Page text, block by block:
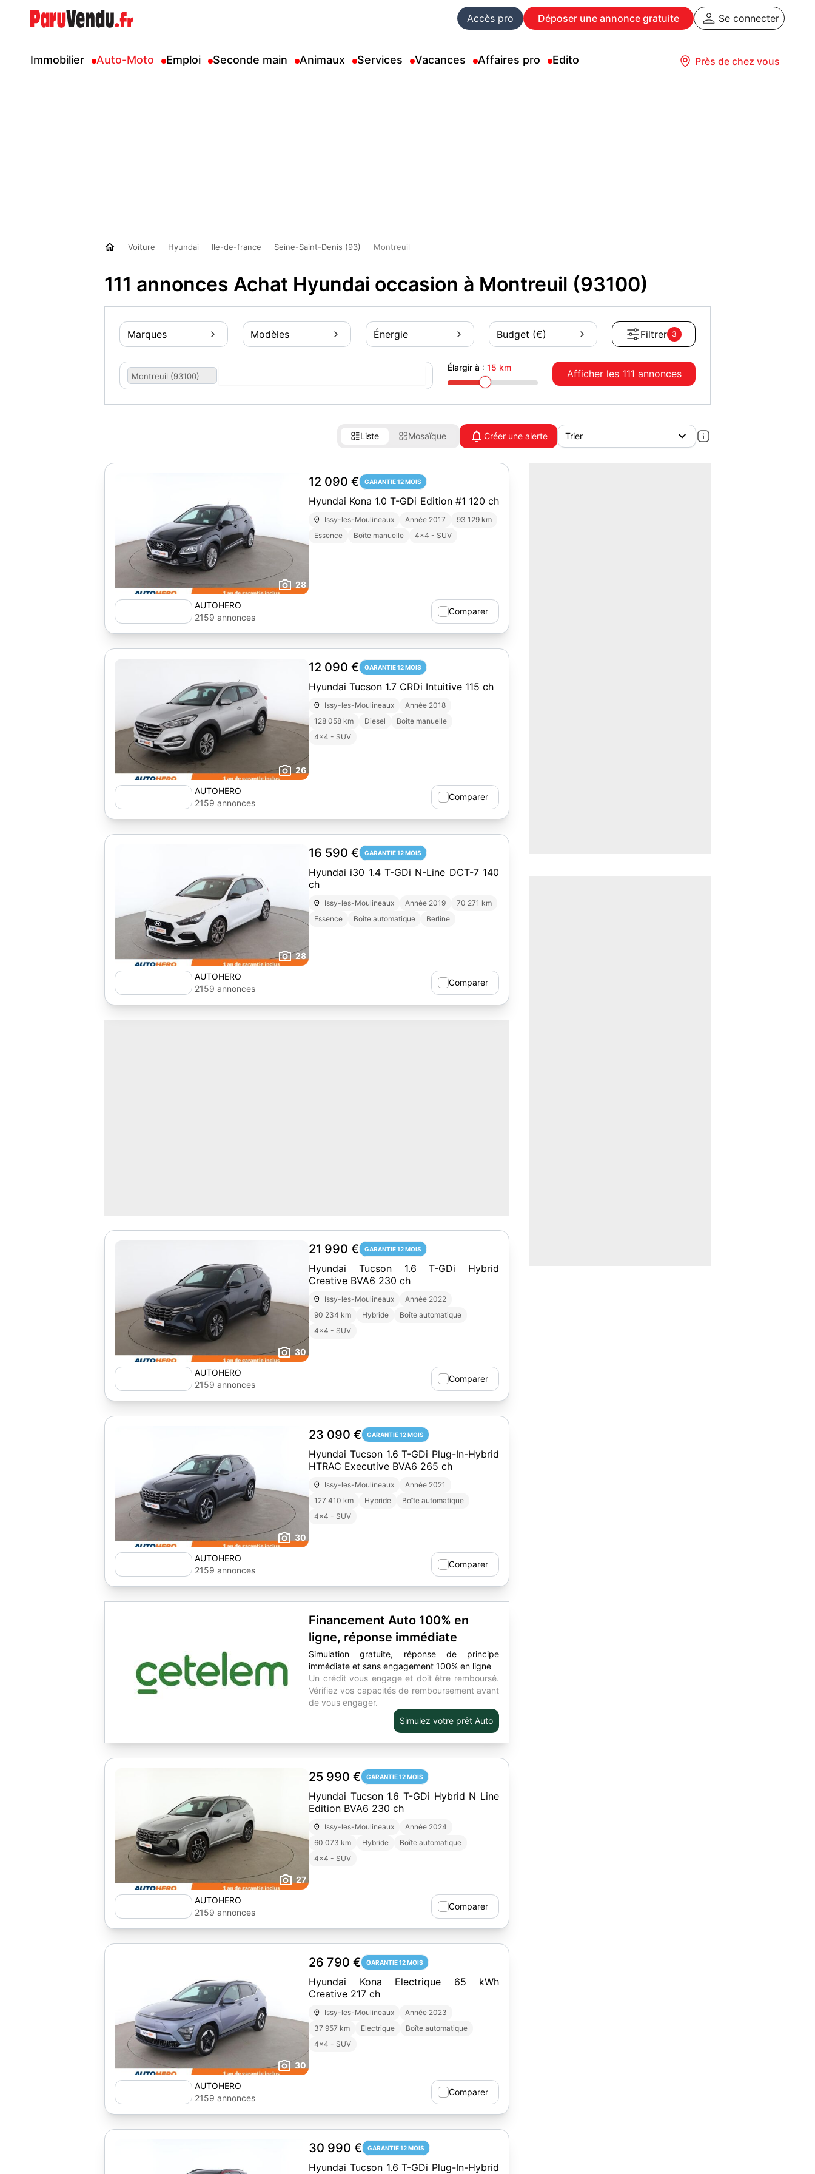
Accès pro Déposer une annonce gratuite Se connecter
Immobilier Auto-Moto Emploi Seconde main Animaux Services Vacances Affaires pro Edito Près de chez vous
Voiture Hyundai Ile-de-france Seine-Saint-Denis (93) Montreuil
111 annonces Achat Hyundai occasion à Montreuil (93100)
Marques Modèles Énergie Budget (€) Filtrer 3
Montreuil (93100)
Élargir à :15 km
Afficher les 111 annonces
Liste Mosaïque Créer une alerte
28
12 090 € GARANTIE 12 MOIS
Hyundai Kona 1.0 T-GDi Edition #1 120 ch
Issy-les-Moulineaux Année 2017
93 129 km
Essence
Boîte manuelle 4x4 - SUV
AUTOHERO
2159 annonces
Comparer
26
12 090 € GARANTIE 12 MOIS
Hyundai Tucson 1.7 CRDi Intuitive 115 ch
Issy-les-Moulineaux
Année 2018
128 058 km
Diesel
Boîte manuelle
4x4 - SUV
AUTOHERO
2159 annonces
Comparer
28
16 590 € GARANTIE 12 MOIS
Hyundai i30 1.4 T-GDi N-Line DCT-7 140
ch
Issy-les-Moulineaux Année 2019
70 271 km
Essence
Boîte automatique Berline
AUTOHERO
2159 annonces
Comparer
30
21 990 € GARANTIE 12 MOIS
Hyundai Tucson 1.6 T-GDi Hybrid
Creative BVA6 230 ch
Issy-les-Moulineaux
Année 2022
90 234 km
Hybride
Boîte automatique
4x4 - SUV
AUTOHERO
2159 annonces
Comparer
30
23 090 € GARANTIE 12 MOIS
Hyundai Tucson 1.6 T-GDi Plug-In-Hybrid
HTRAC Executive BVA6 265 ch
Issy-les-Moulineaux
Année 2021
127 410 km
Hybride
Boîte automatique
4x4 - SUV
AUTOHERO
2159 annonces
Comparer
Financement Auto 100% en
ligne, réponse immédiate
Simulation gratuite, réponse de principe
immédiate et sans engagement 100% en ligne
Un crédit vous engage et doit être remboursé.
Vérifiez vos capacités de remboursement avant
de vous engager.
Simulez votre prêt Auto
27
25 990 € GARANTIE 12 MOIS
Hyundai Tucson 1.6 T-GDi Hybrid N Line
Edition BVA6 230 ch
Issy-les-Moulineaux
Année 2024
60 073 km
Hybride
Boîte automatique
4x4 - SUV
AUTOHERO
2159 annonces
Comparer
30
26 790 € GARANTIE 12 MOIS
Hyundai Kona Electrique 65 kWh
Creative 217 ch
Issy-les-Moulineaux
Année 2023
37 957 km
Electrique
Boîte automatique
4x4 - SUV
AUTOHERO
2159 annonces
Comparer
30 990 € GARANTIE 12 MOIS
Hyundai Tucson 1.6 T-GDi Plug-In-Hybrid